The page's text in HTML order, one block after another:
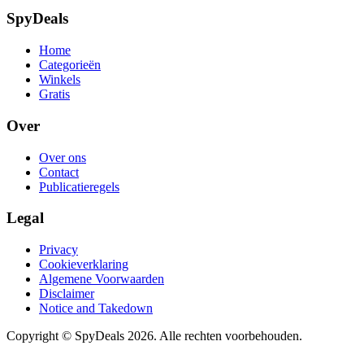
SpyDeals
Home
Categorieën
Winkels
Gratis
Over
Over ons
Contact
Publicatieregels
Legal
Privacy
Cookieverklaring
Algemene Voorwaarden
Disclaimer
Notice and Takedown
Copyright © SpyDeals 2026. Alle rechten voorbehouden.